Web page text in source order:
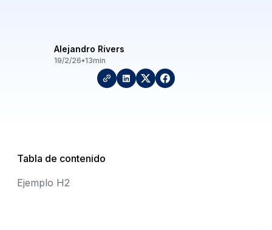
Alejandro Rivers
19/2/26•13min
Tabla de contenido
Ejemplo H2